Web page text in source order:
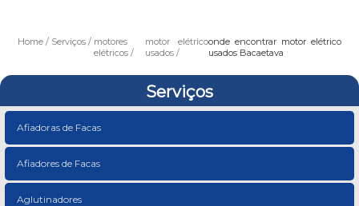
Home Serviços
motores
elétricos
motor elétrico
usados
onde encontrar motor elétrico
usados Bacaetava
Serviços
Afiadoras de Facas
Afiadores de Facas
Aglutinadores